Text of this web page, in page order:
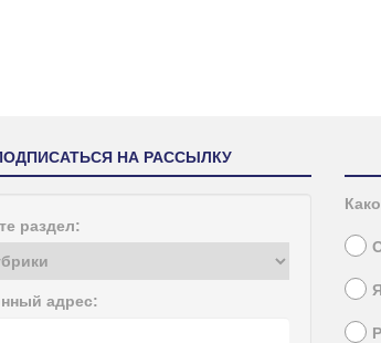
НА РАССЫЛКУ
раздел:
адрес: